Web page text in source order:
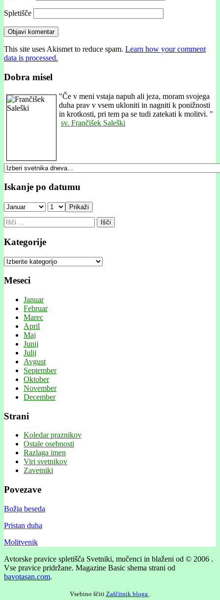
Spletišče
This site uses Akismet to reduce spam. Learn how your comment
data is processed.
Dobra misel
"Če v meni vstaja napuh ali jeza, moram svojega
duha prav v vsem ukloniti in nagniti k ponižnosti
in krotkosti, pri tem pa se tudi zatekati k molitvi. "
sv. Frančišek Saleški
Iskanje po datumu
Prikaži
Išči:
Kategorije
Kategorije
Meseci
Januar
Februar
Marec
April
Maj
Junij
Julij
Avgust
September
Oktober
November
December
Strani
Koledar praznikov
Ostale osebnosti
Razlaga imen
Viri svetnikov
Zavetniki
Povezave
Božja beseda
Pristan duha
Molitvenik
Avtorske pravice spletišča Svetniki, mučenci in blaženi od © 2006 .
Vse pravice pridržane. Magazine Basic shema strani od
bavotasan.com.
Vsebino ščiti Zaščitnik bloga